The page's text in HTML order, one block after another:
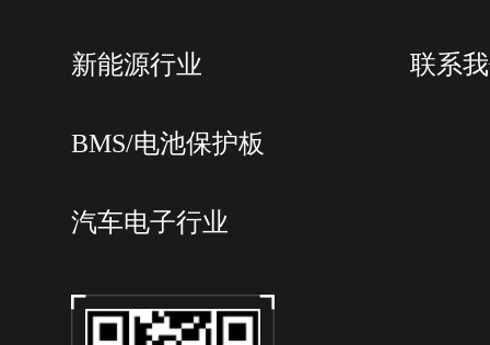
新能源行业
BMS/电池保护板
汽车电子行业
联系